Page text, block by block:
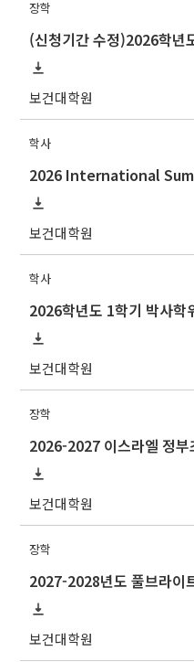
장학
보건대학원
학사
보건대학원
학사
2026학년도 1학기 박사학
보건대학원
장학
2026-2027 이스라엘 정부
보건대학원
장학
보건대학원